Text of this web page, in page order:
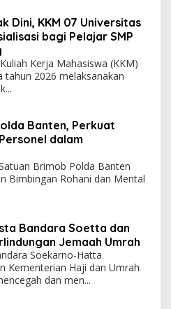
Dini, KKM 07 Universitas
bagi Pelajar SMP
Kerja Mahasiswa (KKM)
tahun 2026 melaksanakan
Banten, Perkuat
dalam
Brimob Polda Banten
Bimbingan Rohani dan Mental
Bandara Soetta dan
Jemaah Umrah
Soekarno-Hatta
Kementerian Haji dan Umrah
dan men...